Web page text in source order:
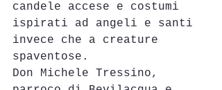
candele accese e costumi
ispirati ad angeli e santi
invece che a creature
spaventose.
Don Michele Tressino,